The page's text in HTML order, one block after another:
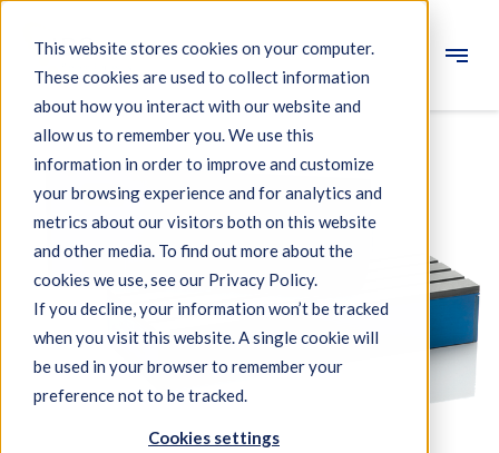
This website stores cookies on your computer.
These cookies are used to collect information
about how you interact with our website and
allow us to remember you. We use this
information in order to improve and customize
your browsing experience and for analytics and
metrics about our visitors both on this website
and other media. To find out more about the
cookies we use, see our Privacy Policy.
If you decline, your information won’t be tracked
when you visit this website. A single cookie will
be used in your browser to remember your
preference not to be tracked.
Cookies settings
Engineering
Messsysteme
Maschinenqualifikation
Komponenten
Expertise
Über IBS
Nachrichten